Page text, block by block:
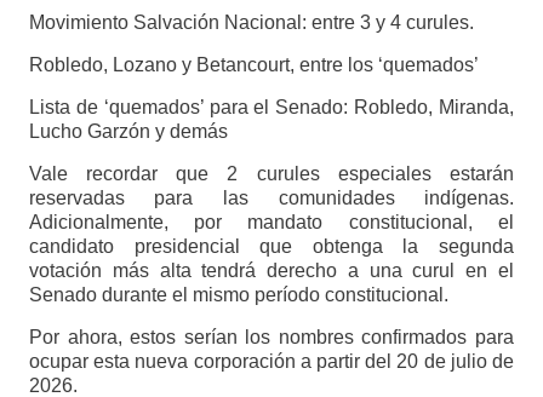
Movimiento Salvación Nacional: entre 3 y 4 curules.
Robledo, Lozano y Betancourt, entre los ‘quemados’
Lista de ‘quemados’ para el Senado: Robledo, Miranda,
Lucho Garzón y demás
Vale recordar que 2 curules especiales estarán
reservadas para las comunidades indígenas.
Adicionalmente, por mandato constitucional, el
candidato presidencial que obtenga la segunda
votación más alta tendrá derecho a una curul en el
Senado durante el mismo período constitucional.
Por ahora, estos serían los nombres confirmados para
ocupar esta nueva corporación a partir del 20 de julio de
2026.